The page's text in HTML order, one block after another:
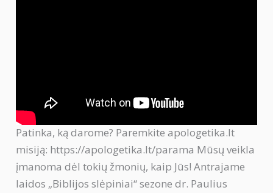
Patinka, ką darome? Paremkite apologetika.lt
misiją: https://apologetika.lt/parama Mūsų veikla
įmanoma dėl tokių žmonių, kaip Jūs! Antrajame
laidos „Biblijos slėpiniai“ sezone dr. Paulius